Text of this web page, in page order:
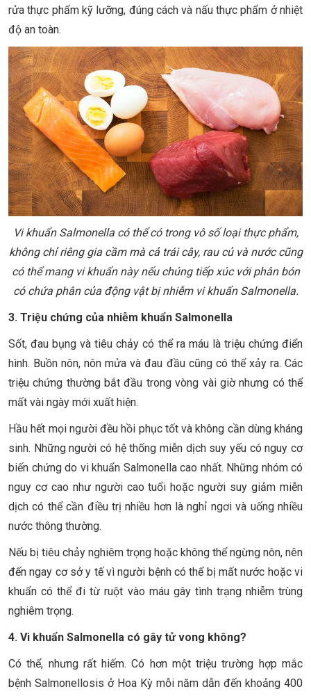
rửa thực phẩm kỹ lưỡng, đúng cách và nấu thực phẩm ở nhiệt
độ an toàn.
Vi khuẩn Salmonella có thể có trong vô số loại thực phẩm,
không chỉ riêng gia cầm mà cả trái cây, rau củ và nước cũng
có thể mang vi khuẩn này nếu chúng tiếp xúc với phân bón
có chứa phân của động vật bị nhiễm vi khuẩn Salmonella.
3. Triệu chứng của nhiễm khuẩn Salmonella
Sốt, đau bụng và tiêu chảy có thể ra máu là triệu chứng điển
hình. Buồn nôn, nôn mửa và đau đầu cũng có thể xảy ra. Các
triệu chứng thường bắt đầu trong vòng vài giờ nhưng có thể
mất vài ngày mới xuất hiện.
Hầu hết mọi người đều hồi phục tốt và không cần dùng kháng
sinh. Những người có hệ thống miễn dịch suy yếu có nguy cơ
biến chứng do vi khuẩn Salmonella cao nhất. Những nhóm có
nguy cơ cao như người cao tuổi hoặc người suy giảm miễn
dịch có thể cần điều trị nhiều hơn là nghỉ ngơi và uống nhiều
nước thông thường.
Nếu bị tiêu chảy nghiêm trọng hoặc không thể ngừng nôn, nên
đến ngay cơ sở y tế vì người bệnh có thể bị mất nước hoặc vi
khuẩn có thể đi từ ruột vào máu gây tình trạng nhiễm trùng
nghiêm trọng.
4. Vi khuẩn Salmonella có gây tử vong không?
Có thể, nhưng rất hiếm. Có hơn một triệu trường hợp mắc
bệnh Salmonellosis ở Hoa Kỳ mỗi năm dẫn đến khoảng 400